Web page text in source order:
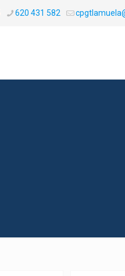
620 431 582